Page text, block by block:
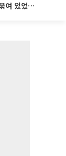
천안 교회서 11세 아동 사망…“침대에 묶여 있었다” 진술 확보